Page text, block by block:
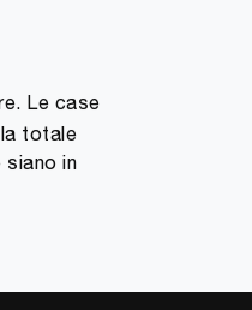
Le case
totale
siano in